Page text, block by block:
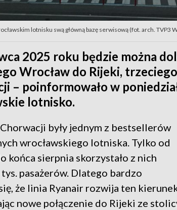
lotnisku swą główną bazę serwisową (fot. arch. TVP3
2025 roku będzie można
Wrocław do Rijeki,
– poinformowało w
lotnisko.
były jednym z bestsellerów
wrocławskiego lotniska. Tylko od
końca sierpnia skorzystało z nich
pasażerów. Dlatego bardzo
że linia Ryanair rozwija ten
nowe połączenie do Rijeki ze